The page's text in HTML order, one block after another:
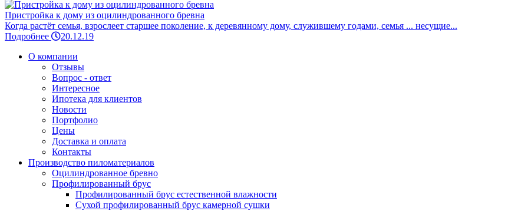
Пристройка к дому из оцилиндрованного бревна
Когда растёт семья, взрослеет старшее поколение, к деревянному дому, служившему годами, семья ... несущие...
Подробнее
20.12.19
О компании
Отзывы
Вопрос - ответ
Интересное
Ипотека для клиентов
Новости
Портфолио
Цены
Доставка и оплата
Контакты
Производство пиломатериалов
Оцилиндрованное бревно
Профилированный брус
Профилированный брус естественной влажности
Сухой профилированный брус камерной сушки